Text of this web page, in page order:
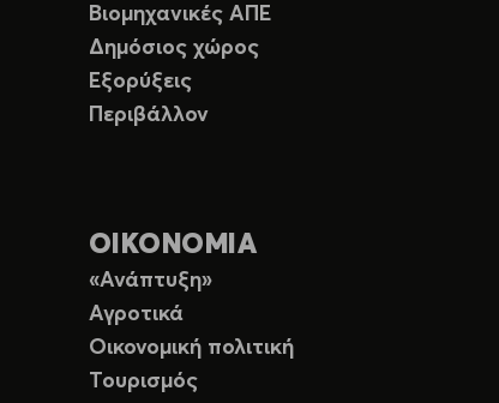
Βιομηχανικές ΑΠΕ
Δημόσιος χώρος
Εξορύξεις
Περιβάλλον
ΟΙΚΟΝΟΜΙΑ
«Ανάπτυξη»
Αγροτικά
Οικονομική πολιτική
Τουρισμός